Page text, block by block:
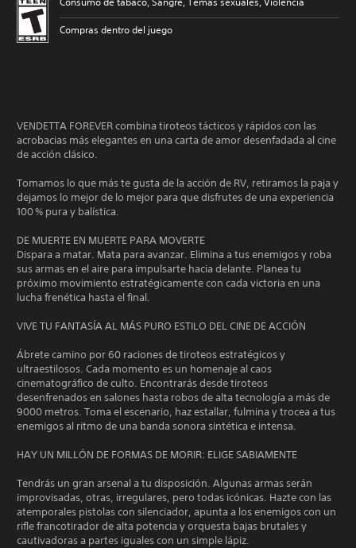
Compras dentro del juego
VENDETTA FOREVER combina tiroteos tácticos y rápidos con las
acrobacias más elegantes en una carta de amor desenfadada al cine
de acción clásico.
Tomamos lo que más te gusta de la acción de RV, retiramos la paja y
dejamos lo mejor de lo mejor para que disfrutes de una experiencia
100 % pura y balística.
DE MUERTE EN MUERTE PARA MOVERTE
Dispara a matar. Mata para avanzar. Elimina a tus enemigos y roba
sus armas en el aire para impulsarte hacia delante. Planea tu
próximo movimiento estratégicamente con cada victoria en una
lucha frenética hasta el final.
VIVE TU FANTASÍA AL MÁS PURO ESTILO DEL CINE DE ACCIÓN
Ábrete camino por 60 raciones de tiroteos estratégicos y
ultraestilosos. Cada momento es un homenaje al caos
cinematográfico de culto. Encontrarás desde tiroteos
desenfrenados en salones hasta robos de alta tecnología a más de
9000 metros. Toma el escenario, haz estallar, fulmina y trocea a tus
enemigos al ritmo de una banda sonora sintética e intensa.
HAY UN MILLÓN DE FORMAS DE MORIR: ELIGE SABIAMENTE
Tendrás un gran arsenal a tu disposición. Algunas armas serán
improvisadas, otras, irregulares, pero todas icónicas. Hazte con las
atemporales pistolas con silenciador, apunta a los enemigos con un
rifle francotirador de alta potencia y orquesta bajas brutales y
cautivadoras a partes iguales con un simple lápiz.